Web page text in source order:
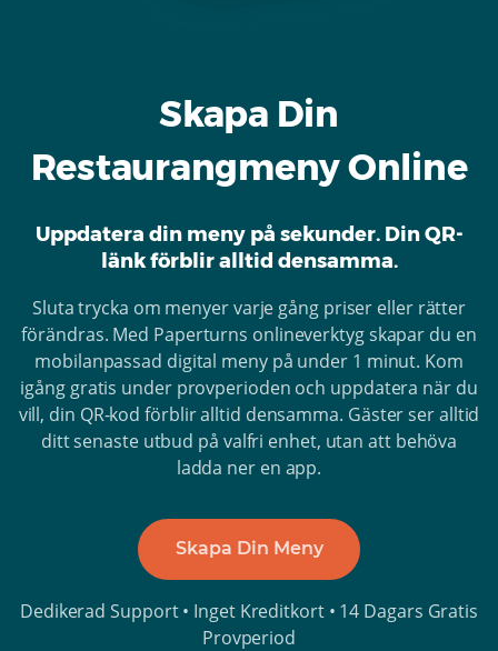
Skapa Din
Restaurangmeny Online
Uppdatera din meny på sekunder. Din QR-
länk förblir alltid densamma.
Sluta trycka om menyer varje gång priser eller rätter
förändras. Med Paperturns onlineverktyg skapar du en
mobilanpassad digital meny på under 1 minut. Kom
igång gratis under provperioden och uppdatera när du
vill, din QR-kod förblir alltid densamma. Gäster ser alltid
ditt senaste utbud på valfri enhet, utan att behöva
ladda ner en app.
Skapa Din Meny
Dedikerad Support • Inget Kreditkort • 14 Dagars Gratis
Provperiod